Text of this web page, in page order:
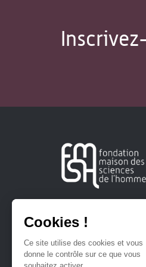
Créée en 1963, la
soutient la recherche
sciences humaines et